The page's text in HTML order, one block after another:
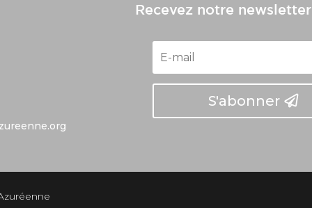
Recevez notre newsletter
S'abonner